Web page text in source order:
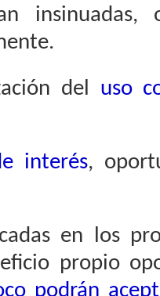
insinuadas,
del uso
interés,
en los
propio
podrán